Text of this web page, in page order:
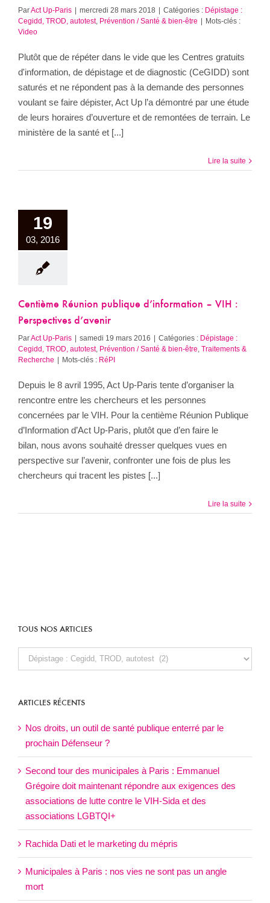
ParAct Up-Paris | mercredi 28 mars 2018 | Catégories : Dépistage :
Cegidd, TROD, autotest, Prévention / Santé & bien-être | Mots-clés :
Video
Plutôt que de répéter dans le vide que les Centres gratuits
d'information, de dépistage et de diagnostic (CeGIDD) sont
saturés et ne répondent pas à la demande des personnes
voulant se faire dépister, Act Up l’a démontré par une étude
de leurs horaires d’ouverture et de remontées de terrain. Le
ministère de la santé et [...]
Lire la suite
19
03, 2016
Centième Réunion publique d’information – VIH :
Perspectives d’avenir
ParAct Up-Paris | samedi 19 mars 2016 | Catégories : Dépistage :
Cegidd, TROD, autotest, Prévention / Santé & bien-être Traitements &
Recherche | Mots-clés : RéPI
Depuis le 8 avril 1995, Act Up-Paris tente d’organiser la
rencontre entre les chercheurs et les personnes
concernées par le VIH. Pour la centième Réunion Publique
d’Information d’Act Up-Paris, plutôt que d’en faire le
bilan, nous avons souhaité dresser quelques vues en
perspective sur l’avenir, confronter une fois de plus les
chercheurs qui tracent les pistes [...]
Lire la suite
TOUS NOS ARTICLES
TOUS
NOS
ARTICLES RÉCENTS
Nos droits, un outil de santé publique enterré par le
prochain Défenseur ?
Second tour des municipales à Paris : Emmanuel
Grégoire doit maintenant répondre aux exigences des
associations de lutte contre le VIH-Sida et des
associations LGBTQI+
Rachida Dati et le marketing du mépris
Municipales à Paris : nos vies ne sont pas un angle
mort